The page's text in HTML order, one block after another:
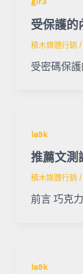
受保護
積木媒體行銷 /
受密碼保
la9k
推薦文測
積木媒體行銷 /
前言 巧克
la9k